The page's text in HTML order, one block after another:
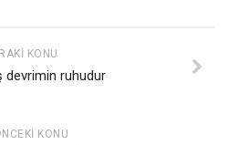
KONU
devrimin ruhudur
KONU